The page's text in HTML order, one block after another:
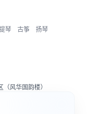
琴 古筝 扬琴
风华国韵楼）